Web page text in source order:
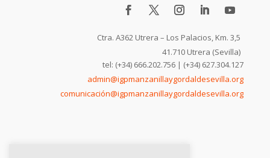
Ctra. A362 Utrera – Los Palacios, Km. 3,5
41.710 Utrera (Sevilla)
tel: (+34) 666.202.756 | (+34) 627.304.127
admin@igpmanzanillaygordaldesevilla.org
comunicación@igpmanzanillaygordaldesevilla.org